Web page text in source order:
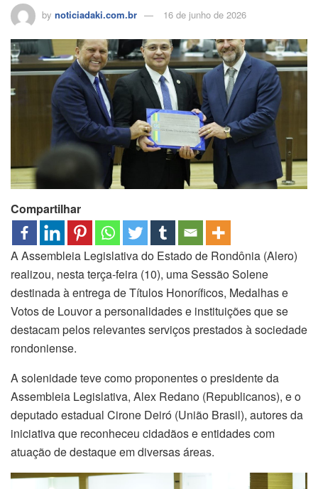
by noticiadaki.com.br 16 de junho de 2026
Compartilhar
A Assembleia Legislativa do Estado de Rondônia (Alero)
realizou, nesta terça-feira (10), uma Sessão Solene
destinada à entrega de Títulos Honoríficos, Medalhas e
Votos de Louvor a personalidades e instituições que se
destacam pelos relevantes serviços prestados à sociedade
rondoniense.
A solenidade teve como proponentes o presidente da
Assembleia Legislativa, Alex Redano (Republicanos), e o
deputado estadual Cirone Deiró (União Brasil), autores da
iniciativa que reconheceu cidadãos e entidades com
atuação de destaque em diversas áreas.